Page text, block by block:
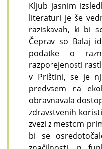
Kljub jasnim
literaturi je še
raziskavah, ki bi
Čeprav so Balaj
podatke o
razporejenosti
v Prištini, se je
predvsem na
obravnavala
zdravstvenih
zvezi z mestom
bi se